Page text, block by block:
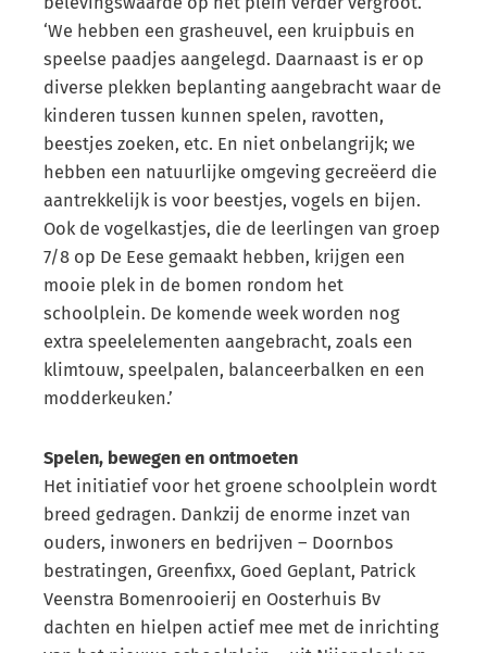
‘We hebben een grasheuvel, een kruipbuis en
speelse paadjes aangelegd. Daarnaast is er op
diverse plekken beplanting aangebracht waar de
kinderen tussen kunnen spelen, ravotten,
beestjes zoeken, etc. En niet onbelangrijk; we
hebben een natuurlijke omgeving gecreëerd die
aantrekkelijk is voor beestjes, vogels en bijen.
Ook de vogelkastjes, die de leerlingen van groep
7/8 op De Eese gemaakt hebben, krijgen een
mooie plek in de bomen rondom het
schoolplein. De komende week worden nog
extra speelelementen aangebracht, zoals een
klimtouw, speelpalen, balanceerbalken en een
modderkeuken.’
Spelen, bewegen en ontmoeten
Het initiatief voor het groene schoolplein wordt
breed gedragen. Dankzij de enorme inzet van
ouders, inwoners en bedrijven – Doornbos
bestratingen, Greenfixx, Goed Geplant, Patrick
Veenstra Bomenrooierij en Oosterhuis Bv
dachten en hielpen actief mee met de inrichting